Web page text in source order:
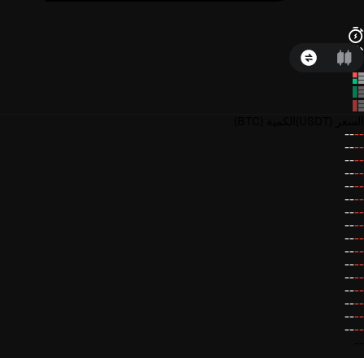
--
--
--
--
--
--
--
--
--
--
--
--
--
--
--
--
--
--
--
--
--
--
--
--
--
--
--
--
--
--
--
--